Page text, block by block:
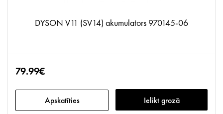
DYSON V11 (SV14) akumulators 970145-06
79.99€
Apskatīties Ielikt grozā